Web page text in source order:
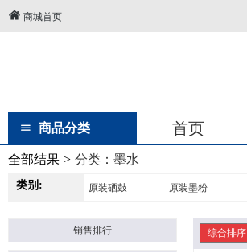
商城首页
商品分类 首页
全部结果 > 分类： 墨水
类别: 原装硒鼓 原装墨粉
销售排行 综合排序